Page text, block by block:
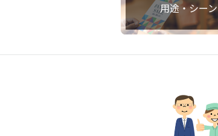
用途・シーン